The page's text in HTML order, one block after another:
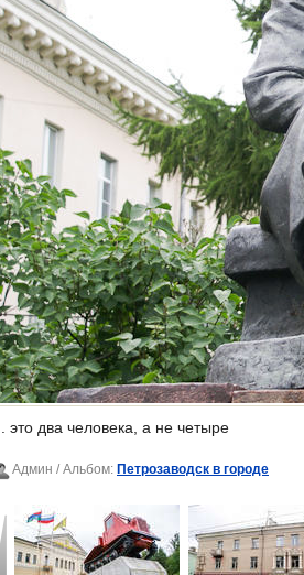
... это два человека, а не четыре
Админ / Альбом: Петрозаводск в городе